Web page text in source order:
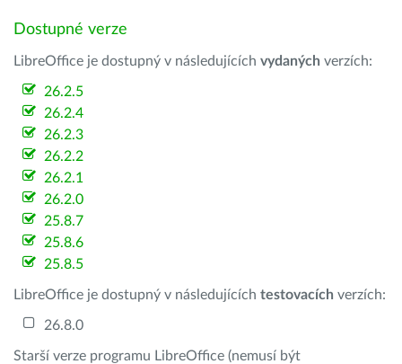
Dostupné verze
LibreOffice je dostupný v následujících vydaných verzích:
26.2.5
26.2.4
26.2.3
26.2.2
26.2.1
26.2.0
25.8.7
25.8.6
25.8.5
LibreOffice je dostupný v následujících testovacích verzích:
26.8.0
Starší verze programu LibreOffice (nemusí být